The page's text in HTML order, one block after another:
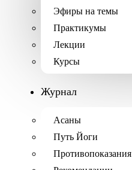
Эфиры на темы
Практикумы
Лекции
Курсы
Журнал
Асаны
Путь Йоги
Противопоказания